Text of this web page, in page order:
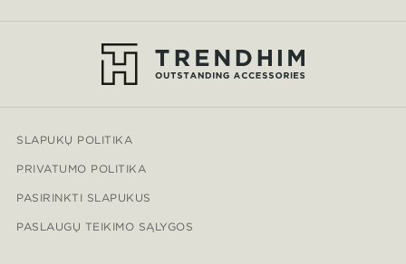
SLAPUKŲ POLITIKA
PRIVATUMO POLITIKA
PASIRINKTI SLAPUKUS
PASLAUGŲ TEIKIMO SĄLYGOS